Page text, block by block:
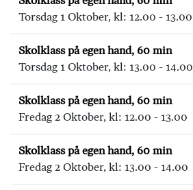
Torsdag 1 Oktober, kl: 12.00 - 13.00
Skolklass på egen hand, 60 min
Torsdag 1 Oktober, kl: 13.00 - 14.00
Skolklass på egen hand, 60 min
Fredag 2 Oktober, kl: 12.00 - 13.00
Skolklass på egen hand, 60 min
Fredag 2 Oktober, kl: 13.00 - 14.00